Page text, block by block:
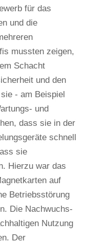
für das
und die
mussten zeigen,
Schacht
und den
- am Beispiel
und
dass sie in der
schnell
sie
Hierzu war das
auf
Betriebsstörung
Die Nachwuchs-
Nutzung
Der